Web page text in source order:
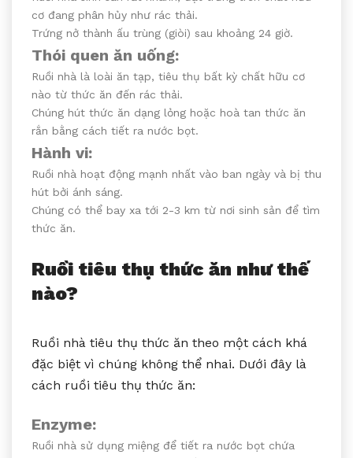
cơ đang phân hủy như rác thải.
Trứng nở thành ấu trùng (giòi) sau khoảng 24 giờ.
Thói quen ăn uống:
Ruồi nhà là loài ăn tạp, tiêu thụ bất kỳ chất hữu cơ
nào từ thức ăn đến rác thải.
Chúng hút thức ăn dạng lỏng hoặc hoà tan thức ăn
rắn bằng cách tiết ra nước bọt.
Hành vi:
Ruồi nhà hoạt động mạnh nhất vào ban ngày và bị thu
hút bởi ánh sáng.
Chúng có thể bay xa tới 2-3 km từ nơi sinh sản để tìm
thức ăn.
Ruồi tiêu thụ thức ăn như thế
nào?
Ruồi nhà tiêu thụ thức ăn theo một cách khá
đặc biệt vì chúng không thể nhai. Dưới đây là
cách ruồi tiêu thụ thức ăn:
Enzyme:
Ruồi nhà sử dụng miệng để tiết ra nước bọt chứa